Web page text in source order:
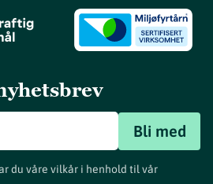
Bli med
du våre vilkår i henhold til vår